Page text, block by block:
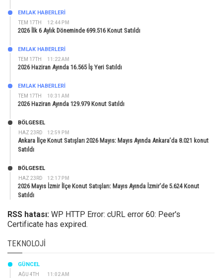
TEM 17TH 12:44 PM
EMLAK HABERLERI
2026 İlk 6 Aylık Döneminde 699.516 Konut Satıldı
TEM 17TH 11:22 AM
EMLAK HABERLERI
2026 Haziran Ayında 16.565 İş Yeri Satıldı
TEM 17TH 10:31 AM
EMLAK HABERLERI
2026 Haziran Ayında 129.979 Konut Satıldı
HAZ 23RD 12:59 PM
BÖLGESEL
Ankara İlçe Konut Satışları 2026 Mayıs: Mayıs Ayında Ankara’da 8.021 konut
Satıldı
HAZ 23RD 12:17 PM
BÖLGESEL
2026 Mayıs İzmir İlçe Konut Satışları: Mayıs Ayında İzmir’de 5.624 Konut
Satıldı
RSS hatası: WP HTTP Error: cURL error 60: Peer's
Certificate has expired.
TEKNOLOJI
AĞU 4TH 11:02 AM
GÜNCEL